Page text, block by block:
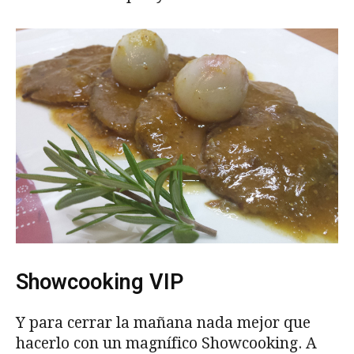
Showcooking VIP
Y para cerrar la mañana nada mejor que
hacerlo con un magnífico Showcooking. A